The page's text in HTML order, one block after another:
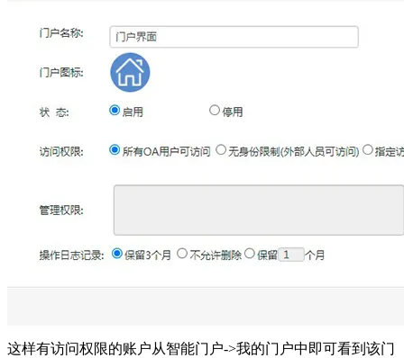
这样有访问权限的账户从智能门户->我的门户中即可看到该门